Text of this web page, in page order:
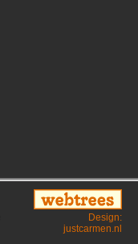
Design:
justcarmen.nl